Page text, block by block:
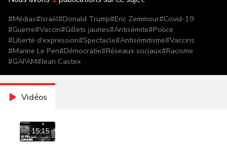
#Médias#Israël#Donald Trump#Eric Zemmour#Covid-19
#Guerre#Vaccin#Gillets jaunes#Antisémite#Police
#Liberté d'expression#Spectacle#Antisémitisme#Vaccins
#Marine Le Pen#Démocratie#Réseaux sociaux#Racisme
#GAFAM#Jean Castex
Vidéos
15:15